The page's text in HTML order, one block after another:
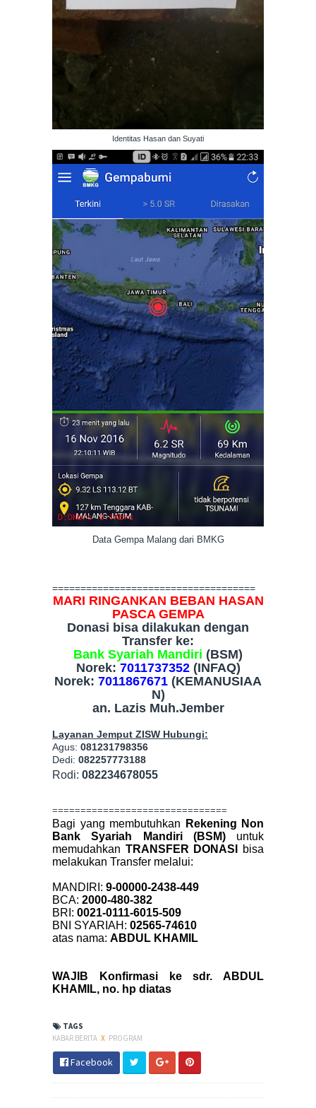
Identitas Hasan dan Suyati
Data Gempa Malang dari BMKG
====================================
MARI RINGANKAN BEBAN HASAN
PASCA GEMPA
Donasi bisa dilakukan dengan
Transfer ke:
Bank Syariah Mandiri (BSM)
Norek: 7011737352(INFAQ)
Norek: 7011867671 (KEMANUSIAA
N)
an. Lazis Muh.Jember
Layanan Jemput ZISW Hubungi:
Agus: 081231798356
Dedi: 082257773188
Rodi: 082234678055
===============================
Bagi yang membutuhkan
Rekening Non
Bank Syariah Mandiri (BSM)untuk
memudahkan TRANSFER DONASI
bisa
melakukan Transfer melalui:
MANDIRI: 9-00000-2438-449
BCA: 2000-480-382
BRI: 0021-0111-6015-509
BNI SYARIAH: 02565-74610
atas nama: ABDUL KHAMIL
WAJIB Konfirmasi ke sdr. ABDUL
KHAMIL, no. hp diatas
TAGS
KABAR BERITA X PROGRAM
Facebook